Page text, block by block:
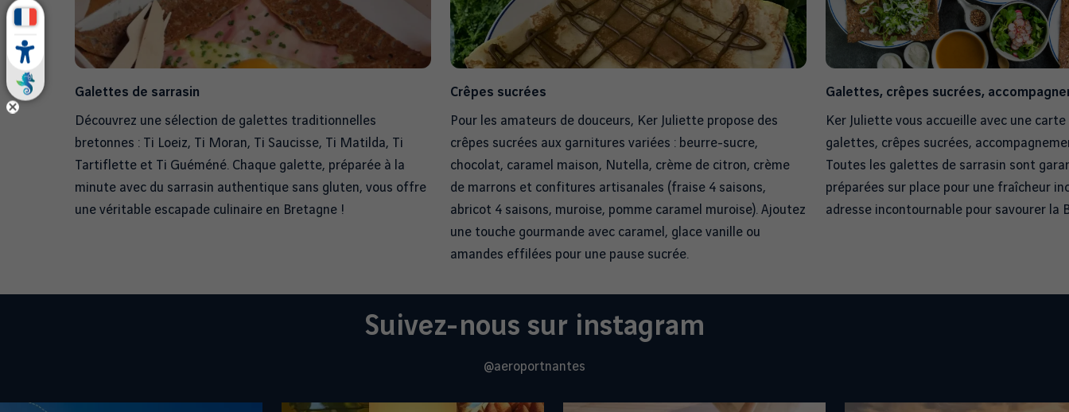
Galettes de sarrasin
Découvrez une sélection de galettes traditionnelles
bretonnes : Ti Loeiz, Ti Moran, Ti Saucisse, Ti Matilda, Ti
Tartiflette et Ti Guéméné. Chaque galette, préparée à la
minute avec du sarrasin authentique sans gluten, vous offre
une véritable escapade culinaire en Bretagne !
Crêpes sucrées
Pour les amateurs de douceurs, Ker Juliette propose des
crêpes sucrées aux garnitures variées : beurre-sucre,
chocolat, caramel maison, Nutella, crème de citron, crème
de marrons et confitures artisanales (fraise 4 saisons,
abricot 4 saisons, muroise, pomme caramel muroise). Ajoutez
une touche gourmande avec caramel, glace vanille ou
amandes effilées pour une pause sucrée.
Galettes, crêpes sucrées,
Ker Juliette vous accueille avec une
galettes, crêpes sucrées,
Toutes les galettes de sarrasin sont
préparées sur place pour une fraîcheur
adresse incontournable pour savourer la
Suivez-nous sur instagram
@aeroportnantes